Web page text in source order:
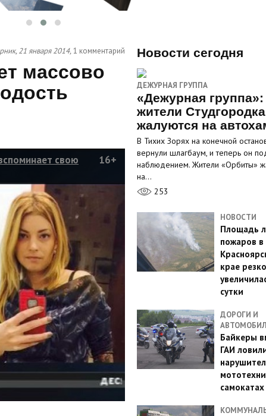
21 января 2014,1 комментарий
массово
свою
16+
Новости сегодня
ДЕЖУРНАЯ ГРУППА
«Дежурная группа»:
жители Студгородка
жалуются на
В Тихих Зорях на конечной
вернули шлагбаум, и теперь он
наблюдением. Жители «Орбиты»
на…
253
НОВОСТИ
Площадь
пожаров в
крае резко
сутки
ДОРОГИ И
Байкеры
ГАИ
самокатах